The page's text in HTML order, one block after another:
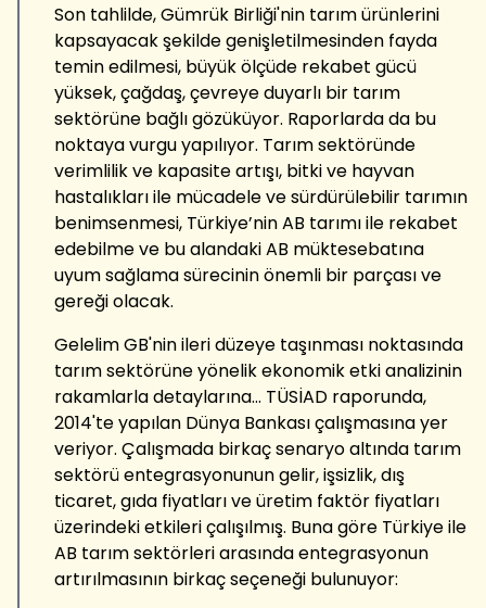
Son tahlilde, Gümrük Birliği'nin tarım ürünlerini
kapsayacak şekilde genişletilmesinden fayda
temin edilmesi, büyük ölçüde rekabet gücü
yüksek, çağdaş, çevreye duyarlı bir tarım
sektörüne bağlı gözüküyor. Raporlarda da bu
noktaya vurgu yapılıyor. Tarım sektöründe
verimlilik ve kapasite artışı, bitki ve hayvan
hastalıkları ile mücadele ve sürdürülebilir tarımın
benimsenmesi, Türkiye’nin AB tarımı ile rekabet
edebilme ve bu alandaki AB müktesebatına
uyum sağlama sürecinin önemli bir parçası ve
gereği olacak.
Gelelim GB'nin ileri düzeye taşınması noktasında
tarım sektörüne yönelik ekonomik etki analizinin
rakamlarla detaylarına... TÜSİAD raporunda,
2014'te yapılan Dünya Bankası çalışmasına yer
veriyor. Çalışmada birkaç senaryo altında tarım
sektörü entegrasyonunun gelir, işsizlik, dış
ticaret, gıda fiyatları ve üretim faktör fiyatları
üzerindeki etkileri çalışılmış. Buna göre Türkiye ile
AB tarım sektörleri arasında entegrasyonun
artırılmasının birkaç seçeneği bulunuyor: